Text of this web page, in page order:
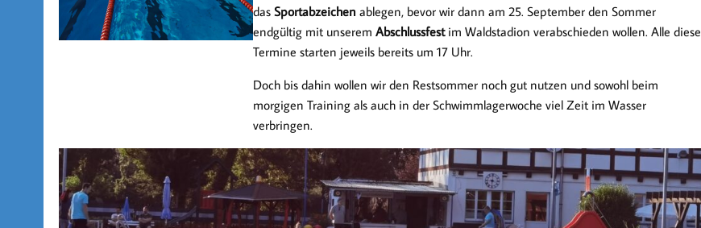
das Sportabzeichen ablegen, bevor wir dann am 25. September den Sommer
endgültig mit unserem Abschlussfest im Waldstadion verabschieden wollen. Alle diese
Termine starten jeweils bereits um 17 Uhr.
Doch bis dahin wollen wir den Restsommer noch gut nutzen und sowohl beim
morgigen Training als auch in der Schwimmlagerwoche viel Zeit im Wasser
verbringen.